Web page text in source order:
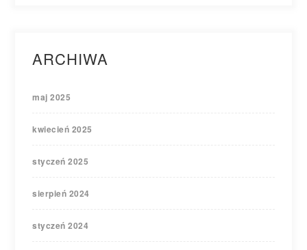
ARCHIWA
maj 2025
kwiecień 2025
styczeń 2025
sierpień 2024
styczeń 2024